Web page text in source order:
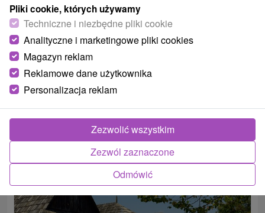
Ogrody botaniczne(2) Escaperoom
Jeziora, jeziora, zbiorniki wodne (9)
Atrakcje dla dzieci(53) Zabytki techniki(7)
Wodospady(14) Kościoły drewniane
Aquaparki, baseny(11) Planetarium i obserwatorium
Ośrodki i miasteczka dziecięce
Wsie i miasta
Zuberec(2) Strečno(1) Pokaż wszystko
Pliki cookie, których używamy
Techniczne i niezbędne pliki cookie
Analityczne i marketingowe pliki cookies
Magazyn reklam
Reklamowe dane użytkownika
Personalizacja reklam
Odmówić
Zezwól zaznaczone
Zezwolić wszystkim